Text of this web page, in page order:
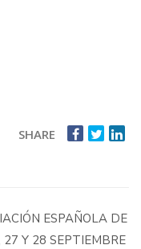
SHARE
ESPAÑOLA DE
27 Y 28 SEPTIEMBRE